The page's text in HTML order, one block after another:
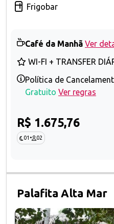
Frigobar
Café da Manhã Ver
WI-FI + TRANSFER
Política de
Gratuito Ver regras
R$ 1.675,76
01 • 02
Palafita Alta Mar